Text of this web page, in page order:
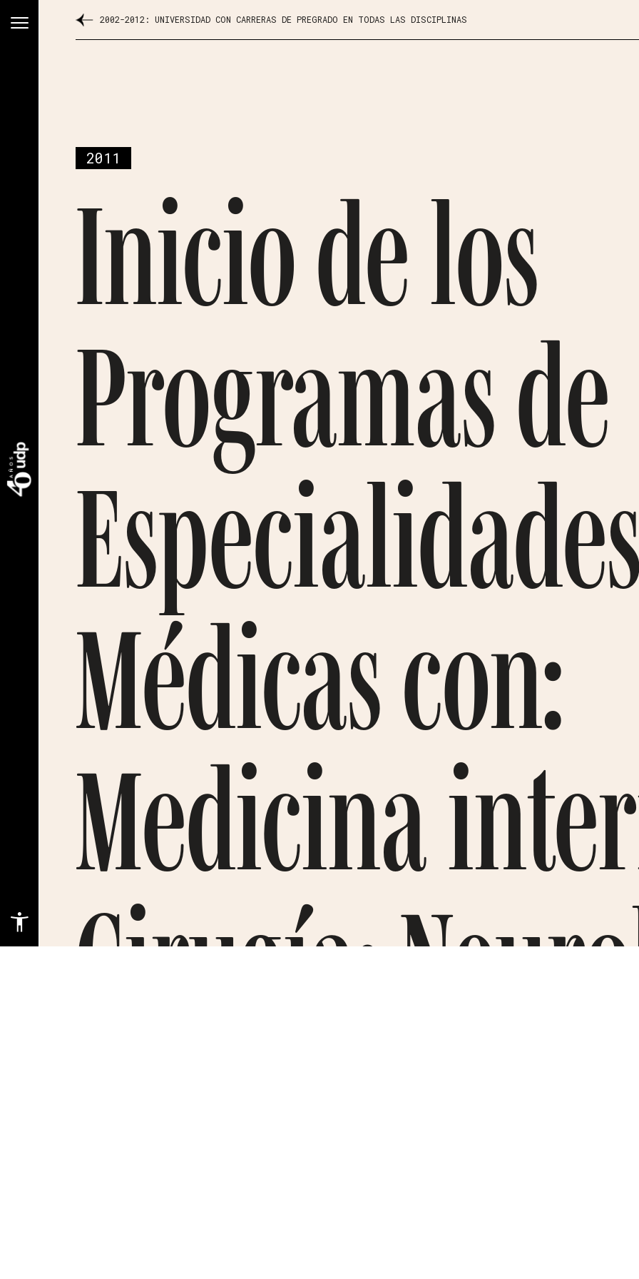
2002-2012: UNIVERSIDAD CON CARRERAS DE PREGRADO EN TODAS LAS DISCIPLINAS
2011
Inicio de los
Programas de
Médicas con:
Medicina
Cirugía;